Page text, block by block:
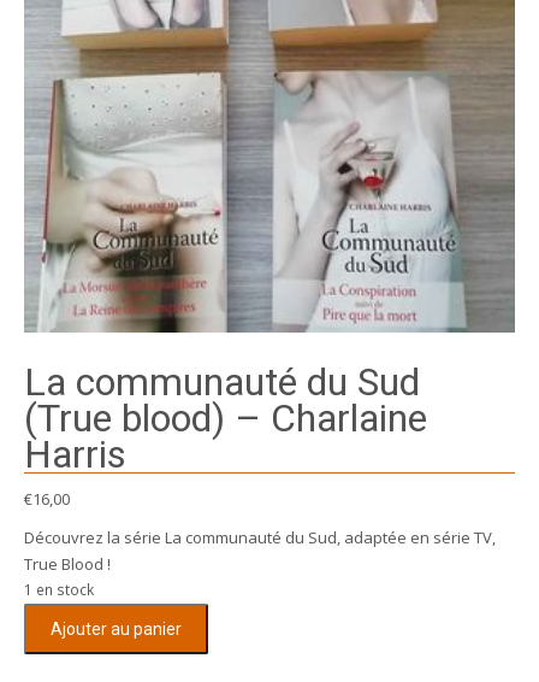
La communauté du Sud
(True blood) – Charlaine
Harris
€16,00
Découvrez la série La communauté du Sud, adaptée en série TV,
True Blood !
1 en stock
Ajouter au panier